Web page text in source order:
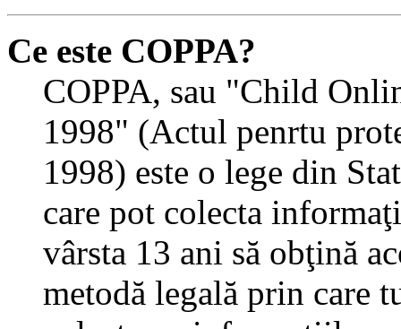
Ce este COPPA?
COPPA, sau "Child
1998" (Actul penrtu
1998) este o lege din
care pot colecta
vârsta 13 ani să obţină
metodă legală prin care